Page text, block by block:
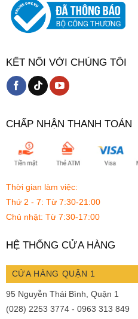
KẾT NỐI VỚI CHÚNG TÔI
CHẤP NHẬN THANH TOÁN
Thời gian làm việc:
Thứ 2 - 7: Từ 7:30-21:00
Chủ nhật: Từ 7:30-17:00
HỆ THỐNG CỬA HÀNG
CỬA HÀNG QUẬN 1
95 Nguyễn Thái Bình, Quận 1
(028) 2253 3774 - 0963 313 849